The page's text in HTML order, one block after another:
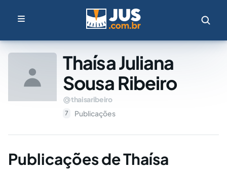
Thaísa Juliana
Sousa Ribeiro
thaisaribeiro
7 Publicações
Publicações de Thaísa